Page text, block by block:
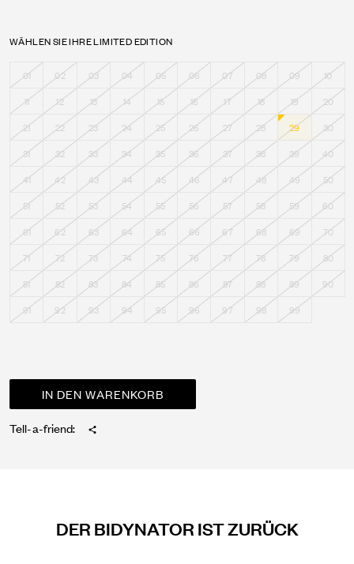
WÄHLEN SIE IHRE LIMITED EDITION
01 02 03 04 05 06 07 08 09
10
11
12 13 14 15 16 17 18 19
20
21
22 23 24 25 26 27 28 29
30
31
32 33 34 35 36 37 38 39
40
41
42 43 44 45 46 47 48 49
50
51
52 53 54 55 56 57 58 59
60
61
62 63 64 65 66 67 68 69
70
71
72 73 74 75 76 77 78 79
80
81
82 83 84 85 86 87 88 89
90
91
92 93 94 95 96 97 98 99
Tell-a-friend:
DER BIDYNATOR IST ZURÜCK